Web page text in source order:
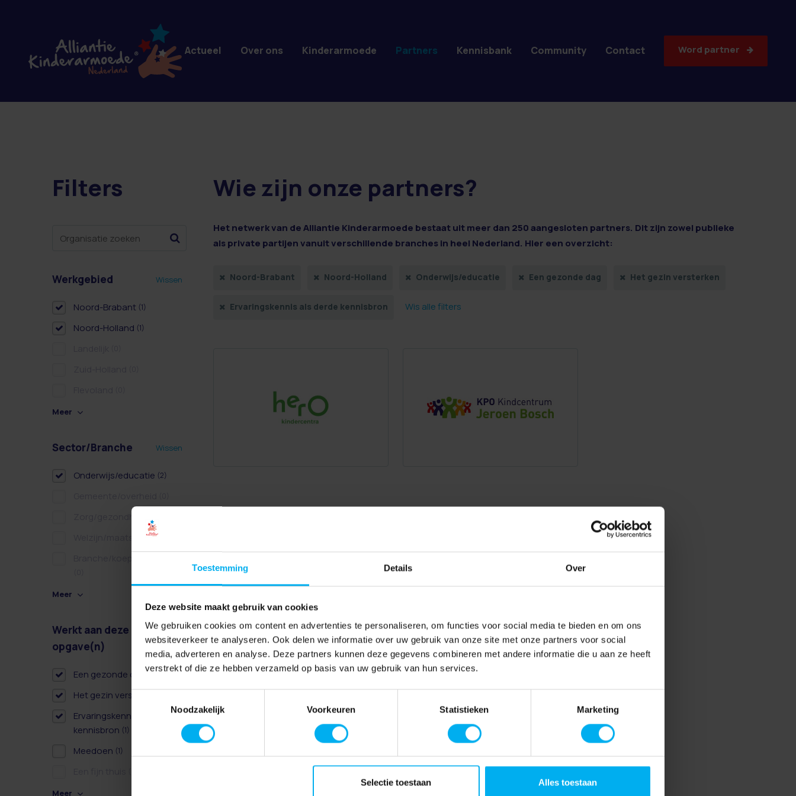
Toestemming Details Over
Deze website maakt gebruik van cookies
We gebruiken cookies om content en advertenties te personaliseren, om functies voor social media te bieden en om ons
websiteverkeer te analyseren. Ook delen we informatie over uw gebruik van onze site met onze partners voor social
media, adverteren en analyse. Deze partners kunnen deze gegevens combineren met andere informatie die u aan ze heeft
verstrekt of die ze hebben verzameld op basis van uw gebruik van hun services.
Toestemmingsselectie
Noodzakelijk
Voorkeuren Statistieken Marketing
Selectie toestaan Alles toestaan
2 resultaten
Filters
Werkgebied Wissen
Noord-Brabant (1)
Noord-Holland (1)
Meer
Sector/Branche Wissen
Onderwijs/educatie (2)
Zorg/gezondheidszorg
Welzijn/maatschappelijk
Meer
Werkt aan deze
opgave(n)
Wissen
Een gezonde dag(1)
Het gezin versterken
Ervaringskennis als derde
kennisbron (1)
Meedoen (1)
Meer
Wie zijn onze partners?
Het netwerk van de Alliantie Kinderarmoede bestaat uit meer dan 250 aangesloten partners. Dit zijn zowel publieke
als private partijen vanuit verschillende branches in heel Nederland. Hier een overzicht:
Noord-Brabant Noord-Holland Onderwijs/educatie Een gezonde dag Het gezin versterken
Ervaringskennis als derde kennisbron Wis alle filters
Actueel Over ons Kinderarmoede Partners Kennisbank Community Contact Word partner